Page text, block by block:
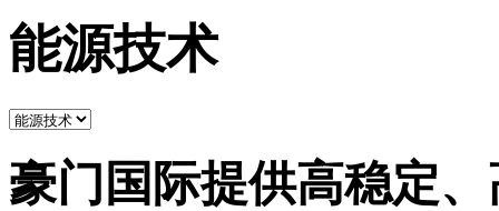
能源技术
豪门国际提供高稳定